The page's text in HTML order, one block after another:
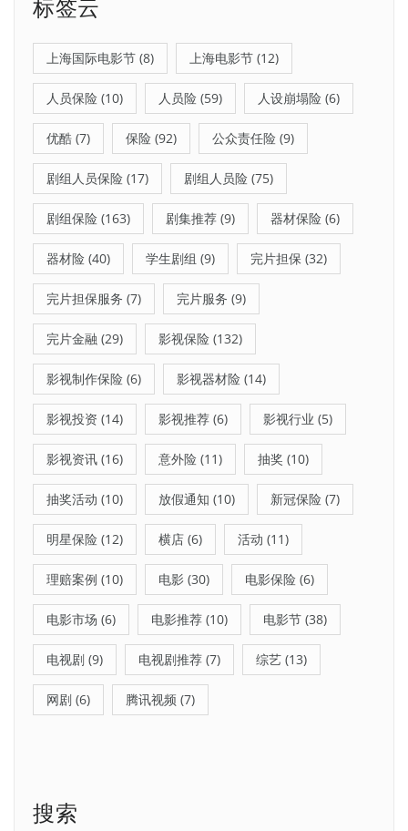
标签云
上海国际电影节 (8) 上海电影节 (12)
人员保险 (10) 人员险 (59) 人设崩塌险 (6)
优酷 (7) 保险 (92) 公众责任险 (9)
剧组人员保险 (17) 剧组人员险 (75)
剧组保险 (163) 剧集推荐 (9) 器材保险 (6)
器材险 (40) 学生剧组 (9) 完片担保 (32)
完片担保服务 (7) 完片服务 (9)
完片金融 (29) 影视保险 (132)
影视制作保险 (6) 影视器材险 (14)
影视投资 (14) 影视推荐 (6) 影视行业 (5)
影视资讯 (16) 意外险 (11) 抽奖 (10)
抽奖活动 (10) 放假通知 (10) 新冠保险 (7)
明星保险 (12) 横店 (6) 活动 (11)
理赔案例 (10) 电影 (30) 电影保险 (6)
电影市场 (6) 电影推荐 (10) 电影节 (38)
电视剧 (9) 电视剧推荐 (7) 综艺 (13)
网剧 (6) 腾讯视频 (7)
搜索